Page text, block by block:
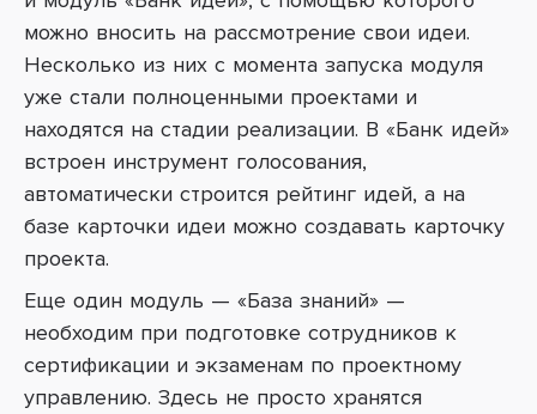
можно вносить на рассмотрение свои идеи.
Несколько из них с момента запуска модуля
уже стали полноценными проектами и
находятся на стадии реализации. В «Банк идей»
встроен инструмент голосования,
автоматически строится рейтинг идей, а на
базе карточки идеи можно создавать карточку
проекта.
Еще один модуль — «База знаний» —
необходим при подготовке сотрудников к
сертификации и экзаменам по проектному
управлению. Здесь не просто хранятся